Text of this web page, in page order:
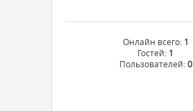
Онлайн всего: 1
Гостей: 1
Пользователей:0